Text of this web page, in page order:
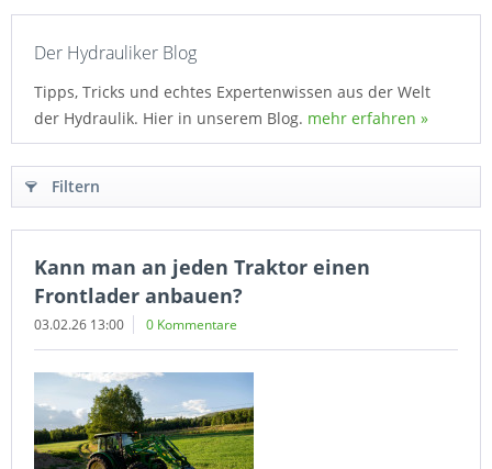
Der Hydrauliker Blog
Tipps, Tricks und echtes Expertenwissen aus der Welt
der Hydraulik. Hier in unserem Blog. mehr erfahren »
Filtern
Kann man an jeden Traktor einen
Frontlader anbauen?
03.02.26 13:00 0 Kommentare